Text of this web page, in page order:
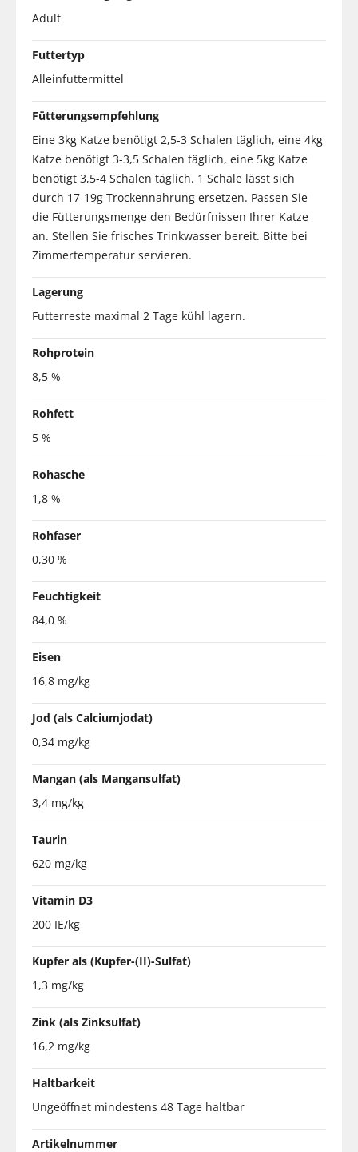
Adult
Futtertyp
Alleinfuttermittel
Fütterungsempfehlung
Eine 3kg Katze benötigt 2,5-3 Schalen täglich, eine 4kg
Katze benötigt 3-3,5 Schalen täglich, eine 5kg Katze
benötigt 3,5-4 Schalen täglich. 1 Schale lässt sich
durch 17-19g Trockennahrung ersetzen. Passen Sie
die Fütterungsmenge den Bedürfnissen Ihrer Katze
an. Stellen Sie frisches Trinkwasser bereit. Bitte bei
Zimmertemperatur servieren.
Lagerung
Futterreste maximal 2 Tage kühl lagern.
Rohprotein
8,5 %
Rohfett
5 %
Rohasche
1,8 %
Rohfaser
0,30 %
Feuchtigkeit
84,0 %
Eisen
16,8 mg/kg
Jod (als Calciumjodat)
0,34 mg/kg
Mangan (als Mangansulfat)
3,4 mg/kg
Taurin
620 mg/kg
Vitamin D3
200 IE/kg
Kupfer als (Kupfer-(II)-Sulfat)
1,3 mg/kg
Zink (als Zinksulfat)
16,2 mg/kg
Haltbarkeit
Ungeöffnet mindestens 48 Tage haltbar
Artikelnummer